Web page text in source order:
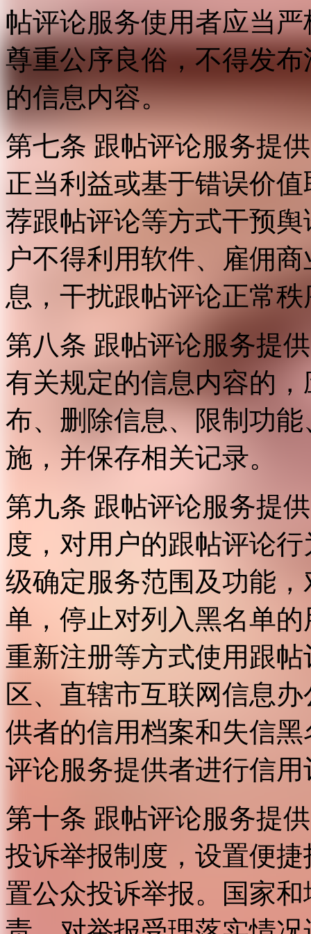
帖评论服务使用者应当
尊重公序良俗，不得发
的信息内容。
第七条 跟帖评论服务提
正当利益或基于错误价
荐跟帖评论等方式干预
户不得利用软件、雇佣
息，干扰跟帖评论正常
第八条 跟帖评论服务提
有关规定的信息内容的
布、删除信息、限制功
施，并保存相关记录。
第九条 跟帖评论服务提
度，对用户的跟帖评论
级确定服务范围及功能
单，停止对列入黑名单
重新注册等方式使用跟
区、直辖市互联网信息
供者的信用档案和失信
评论服务提供者进行信用
第十条 跟帖评论服务提
投诉举报制度，设置便
置公众投诉举报。国家